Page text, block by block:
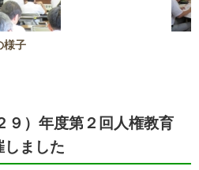
様子
９）年度第２回人権教育
しました